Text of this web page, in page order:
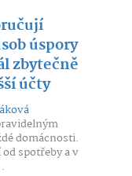
úspory
zbytečně
účty
domácnosti.
spotřeby a v